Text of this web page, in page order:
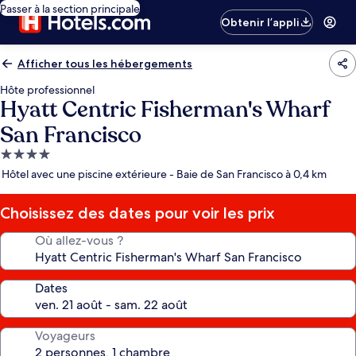
Passer à la section principale
Obtenir l’appli
Afficher tous les hébergements
Hôte professionnel
Hyatt Centric Fisherman's Wharf
San Francisco
Hébergement
4.0 étoiles
Hôtel avec une piscine extérieure - Baie de San Francisco à 0,4 km
Choisissez des dates pour voir les prix
Où allez-vous ?
Dates
Voyageurs